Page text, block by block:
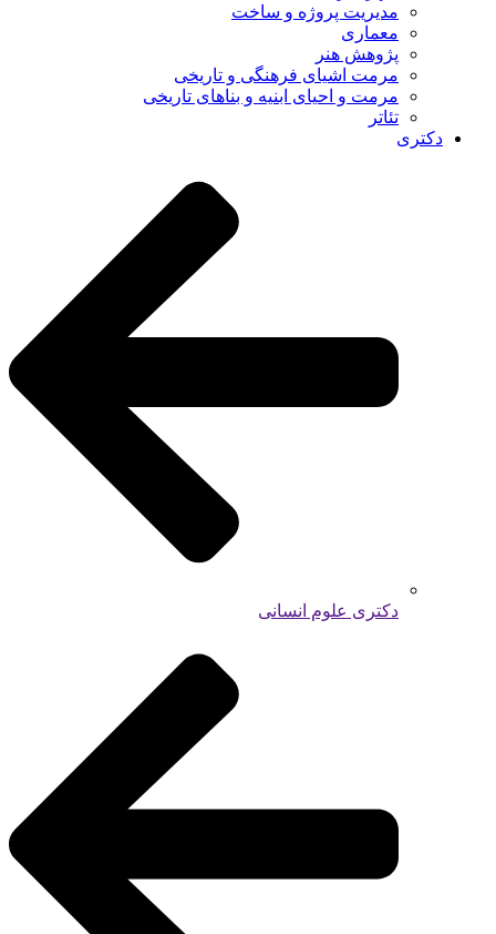
مدیریت پروژه و ساخت
معماری
پژوهش هنر
مرمت اشیای فرهنگی و تاریخی
مرمت و احیای ابنیه و بناهای تاریخی
تئاتر
دکتری
دکتری علوم انسانی